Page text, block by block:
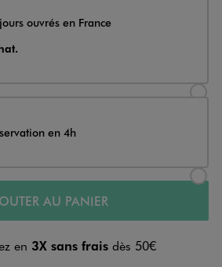
ouvrés en France
en 4h
AU PANIER
en 3X sans frais dès 50€